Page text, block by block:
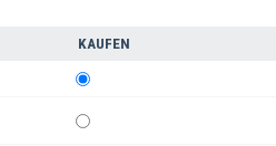
KAUFEN